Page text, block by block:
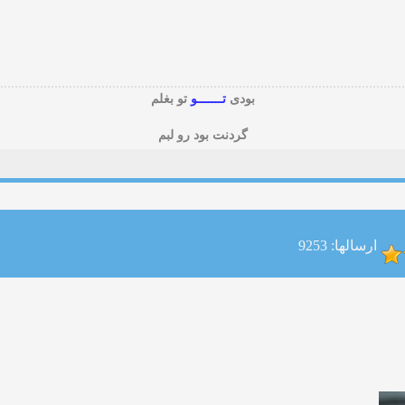
بودیتـــــــوتو بغلم
گردنت بود رو لبم
ارسالها: 9253